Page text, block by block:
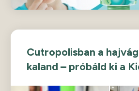
Cutropolisban a
kaland – próbáld ki a